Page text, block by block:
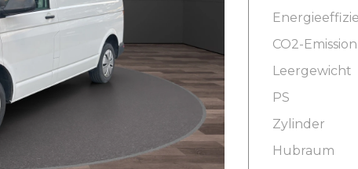
CO2-Emission
Leergewicht
PS
Zylinder
Hubraum